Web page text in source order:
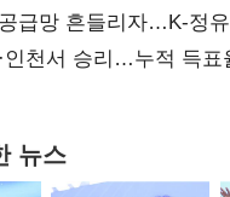
급망 흔들리자…K-정
상
인천서 승리…누적 득표
뉴스